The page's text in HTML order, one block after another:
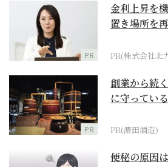
PR
金利上昇を
置き場所を
PR(株式会社北
PR
創業から続
に守ってい
PR(濵田酒造)
便秘の原因